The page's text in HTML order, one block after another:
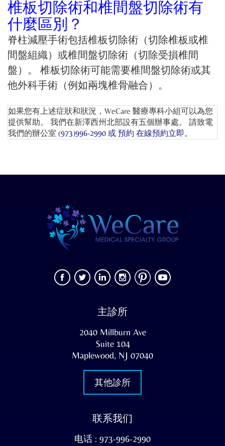
椎板切除術和椎間盤切除術有
什麼區別？
脊柱減壓手術包括椎板切除術（切除椎板或椎
間盤組織）或椎間盤切除術（切除受損椎間
盤）。 椎板切除術可能需要椎間盤切除術或其
他外科手術（例如兩塊椎骨融合）。
如果您有上述症狀和狀況，WeCare 醫療專科小組可以為您
提供幫助。 我們在新澤西州北部設有五個辦事處。 請致電
我們的辦公室 (973)996-2990 或 預約 在線預約立即。
主診所
2040 Millburn Ave
Suite 104
Maplewood, NJ 07040
其他診所
联系我们
电话 : 973-996-2990